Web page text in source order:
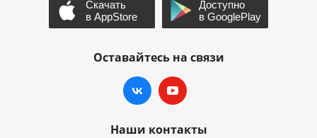
Оставайтесь на связи
Наши контакты